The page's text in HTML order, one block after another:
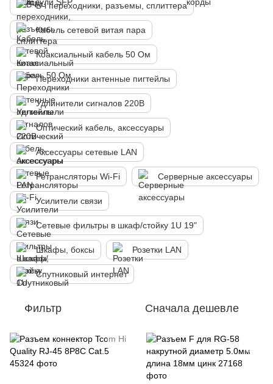
ВЧ переходники, разъемы, сплиттера
Кабель сетевой витая пара
Коаксиальный кабель 50 Ом
Переходники антенные пигтейлы
Удлинители сигналов 220В
Оптический кабель, аксессуары
Аксессуары сетевые LAN
Ретрансляторы Wi-Fi Серверные аксессуары
Усилители связи
Сетевые фильтры в шкаф/стойку 1U 19"
Шкафы, боксы Розетки LAN
Спутниковый интернет
Фильтр Сначала дешевле